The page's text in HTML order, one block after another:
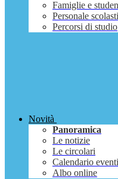
Famiglie e
Personale
Percorsi di studio
Novità
Panoramica
Le notizie
Le circolari
Calendario eventi
Albo online